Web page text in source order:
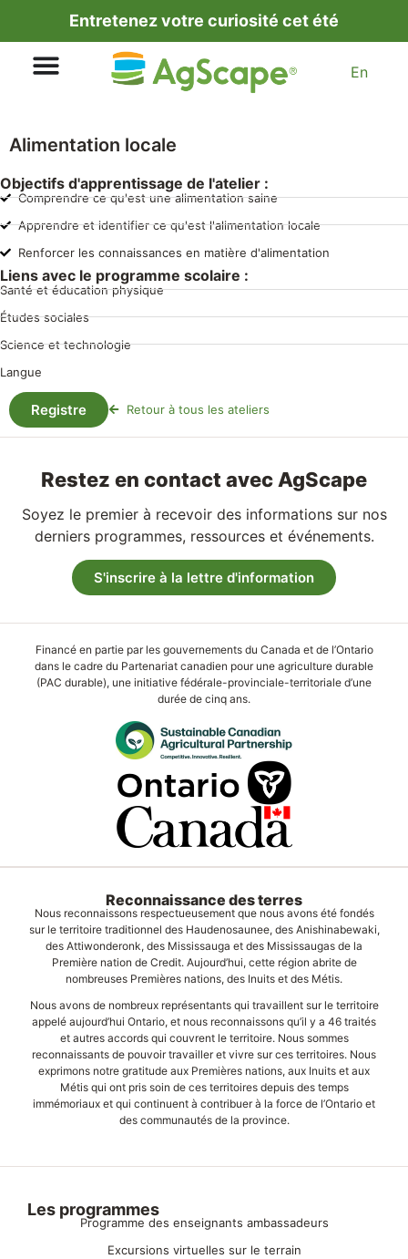
Entretenez votre curiosité cet été
En
Alimentation locale
Objectifs d'apprentissage de l'atelier :
Comprendre ce qu'est une alimentation saine
Apprendre et identifier ce qu'est l'alimentation locale
Renforcer les connaissances en matière d'alimentation
Liens avec le programme scolaire :
Santé et éducation physique
Études sociales
Science et technologie
Langue
Registre Retour à tous les ateliers
Restez en contact avec AgScape
Soyez le premier à recevoir des informations sur nos
derniers programmes, ressources et événements.
S'inscrire à la lettre d'information
Financé en partie par les gouvernements du Canada et de l’Ontario
dans le cadre du Partenariat canadien pour une agriculture durable
(PAC durable), une initiative fédérale-provinciale-territoriale d’une
durée de cinq ans.
Reconnaissance des terres
Nous reconnaissons respectueusement que nous avons été fondés
sur le territoire traditionnel des Haudenosaunee, des Anishinabewaki,
des Attiwonderonk, des Mississauga et des Mississaugas de la
Première nation de Credit. Aujourd’hui, cette région abrite de
nombreuses Premières nations, des Inuits et des Métis.
Nous avons de nombreux représentants qui travaillent sur le territoire
appelé aujourd’hui Ontario, et nous reconnaissons qu’il y a 46 traités
et autres accords qui couvrent le territoire. Nous sommes
reconnaissants de pouvoir travailler et vivre sur ces territoires. Nous
exprimons notre gratitude aux Premières nations, aux Inuits et aux
Métis qui ont pris soin de ces territoires depuis des temps
immémoriaux et qui continuent à contribuer à la force de l’Ontario et
des communautés de la province.
Les programmes
Programme des enseignants ambassadeurs
Excursions virtuelles sur le terrain